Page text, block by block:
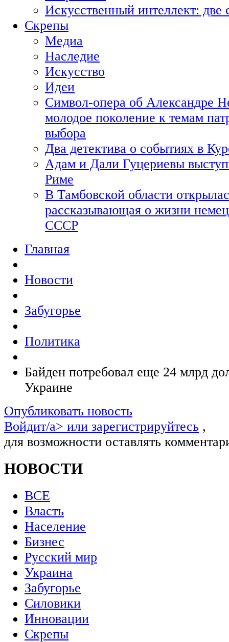
Искусственный интеллект:
Скрепы
Медиа
Наследие
Искусство
Идеи
Символ-опера об Александре
молодое поколение к темам
выбора
Два детектива о событиях в
Адам и Дали Гуцериевы
Риме
В Тамбовской области
рассказывающая о жизни
СССР
Главная
Новости
Забугорье
Политика
Байден потребовал еще 24 млрд
Украине
Опубликовать новость
Войдит/a> или зарегистрируйтесь ,
для возможности оставлять
НОВОСТИ
ВСЕ
Власть
Население
Бизнес
Русский мир
Украина
Забугорье
Силовики
Инновации
Скрепы